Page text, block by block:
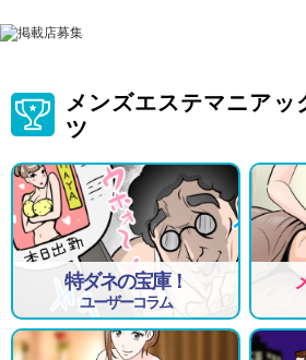
メンズエステマニアッ
ツ
特ダネの宝庫！
ユーザーコラム